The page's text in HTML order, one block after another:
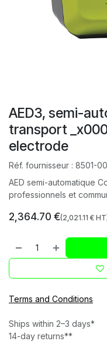
AED3, semi-
transport
electrode
Réf. fournisseur : 8501-
AED semi-automatique
professionnels et
2,364.70 €(2,021.11 €
Terms and Conditions
Ships within 2–3 days*
14-day returns**